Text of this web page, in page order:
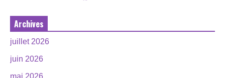
Archives
juillet 2026
juin 2026